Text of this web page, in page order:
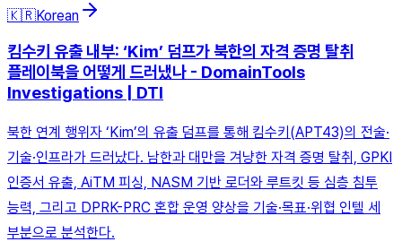
🇰🇷Korean
킴수키 유출 내부: ‘Kim’ 덤프가 북한의 자격 증명 탈취
플레이북을 어떻게 드러냈나 - DomainTools
Investigations | DTI
북한 연계 행위자 ‘Kim’의 유출 덤프를 통해 킴수키(APT43)의 전술·
기술·인프라가 드러났다. 남한과 대만을 겨냥한 자격 증명 탈취, GPKI
인증서 유출, AiTM 피싱, NASM 기반 로더와 루트킷 등 심층 침투
능력, 그리고 DPRK-PRC 혼합 운영 양상을 기술·목표·위협 인텔 세
부분으로 분석한다.